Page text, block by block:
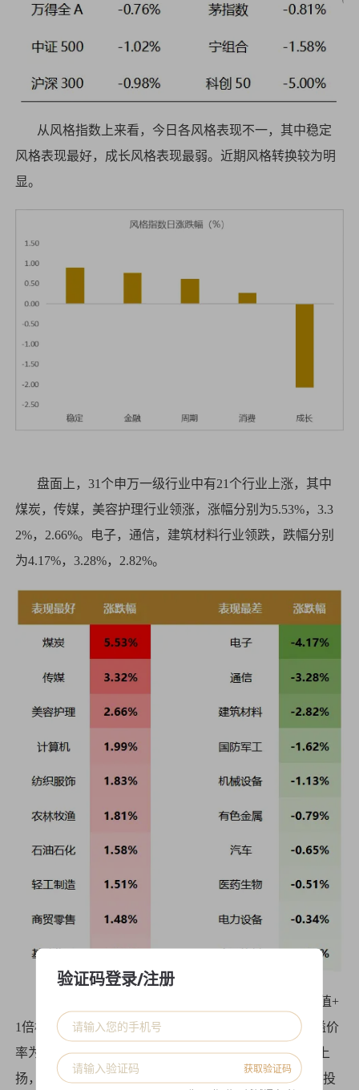
从风格指数上来看，今日各风格表现不一，其中稳定
风格表现最好，成长风格表现最弱。近期风格转换较为明
显。
盘面上，31个申万一级行业中有21个行业上涨，其中
煤炭，传媒，美容护理行业领涨，涨幅分别为5.53%，3.3
2%，2.66%。电子，通信，建筑材料行业领跌，跌幅分别
为4.17%，3.28%，2.82%。
从风险溢价指数来看，风险溢价率在历史上处于均值+
1倍标准差之上时，A股往往处于底部区域。目前风险溢价
率为2.47%，低于一倍标准差。风险溢价指数近期小幅上
扬，虽后期市场仍有扰动，但下行空间相对可控，建议投
验证码登录/注册
获取验证码